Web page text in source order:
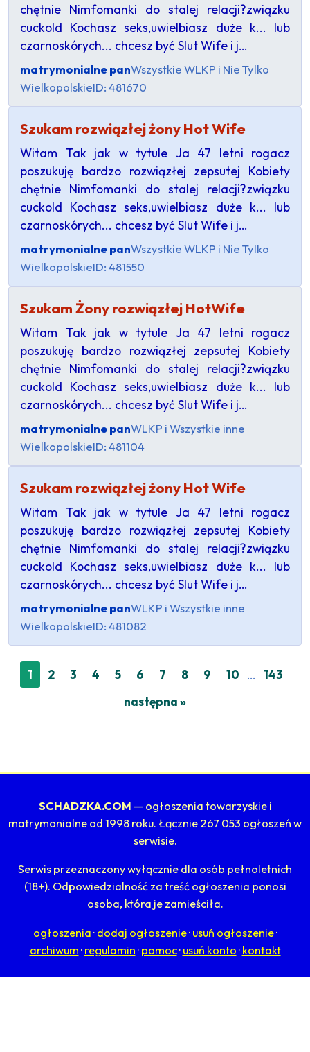
chętnie Nimfomanki do stalej relacji?związku
cuckold Kochasz seks,uwielbiasz duże k... lub
czarnoskórych... chcesz być Slut Wife i j…
matrymonialne panWszystkie WLKP i Nie Tylko
WielkopolskieID: 481670
Szukam rozwiązłej żony Hot Wife
Witam Tak jak w tytule Ja 47 letni rogacz
poszukuję bardzo rozwiązłej zepsutej Kobiety
chętnie Nimfomanki do stalej relacji?związku
cuckold Kochasz seks,uwielbiasz duże k... lub
czarnoskórych... chcesz być Slut Wife i j…
matrymonialne panWszystkie WLKP i Nie Tylko
WielkopolskieID: 481550
Szukam Żony rozwiązłej HotWife
Witam Tak jak w tytule Ja 47 letni rogacz
poszukuję bardzo rozwiązłej zepsutej Kobiety
chętnie Nimfomanki do stalej relacji?związku
cuckold Kochasz seks,uwielbiasz duże k... lub
czarnoskórych... chcesz być Slut Wife i j…
matrymonialne panWLKP i Wszystkie inne
WielkopolskieID: 481104
Szukam rozwiązłej żony Hot Wife
Witam Tak jak w tytule Ja 47 letni rogacz
poszukuję bardzo rozwiązłej zepsutej Kobiety
chętnie Nimfomanki do stalej relacji?związku
cuckold Kochasz seks,uwielbiasz duże k... lub
czarnoskórych... chcesz być Slut Wife i j…
matrymonialne panWLKP i Wszystkie inne
WielkopolskieID: 481082
1 2 3 4 5 6 7 8 9 10 …
143
następna »
SCHADZKA.COM — ogłoszenia towarzyskie i
matrymonialne od 1998 roku. Łącznie 267 053 ogłoszeń w
serwisie.
Serwis przeznaczony wyłącznie dla osób pełnoletnich
(18+). Odpowiedzialność za treść ogłoszenia ponosi
osoba, która je zamieściła.
ogłoszenia · dodaj ogłoszenie· usuń ogłoszenie·
archiwum · regulamin · pomoc· usuń konto · kontakt